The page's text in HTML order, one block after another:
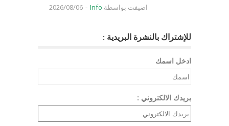
اضيفت بواسطة Info
-
2026/08/06
للإشتراك بالنشرة البريدية :
ادخل اسمك
بريدك الالكتروني :